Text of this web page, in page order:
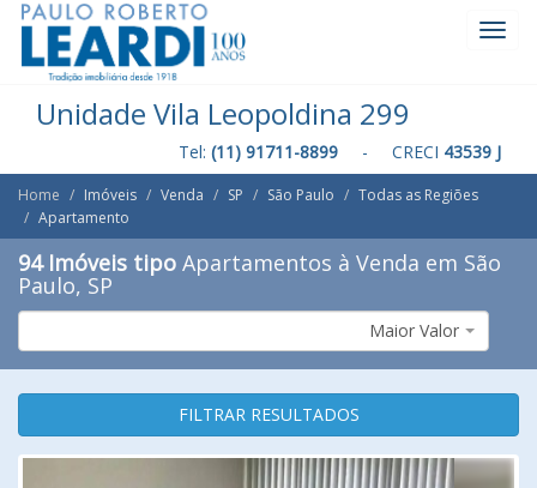
Unidade Vila Leopoldina 299
Tel: (11) 91711-8899 - CRECI 43539 J
Home Imóveis Venda SP São Paulo
Todas as Regiões
Apartamento
94 Imóveis tipo Apartamentos à Venda em São
Paulo, SP
Maior Valor
FILTRAR RESULTADOS